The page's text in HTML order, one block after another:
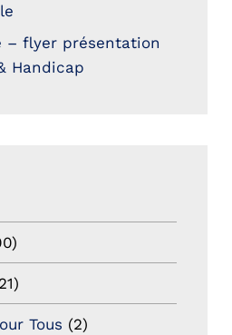
– flyer présentation
Handicap
Tous (2)